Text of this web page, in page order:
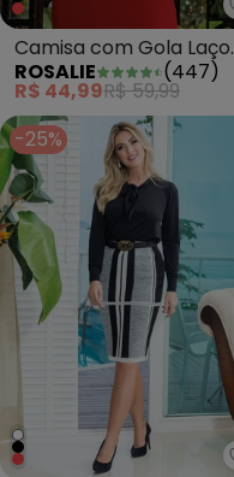
Camisa com Gola Laço
Off White
ROSALIE (447)
R$ 44,99R$ 59,99
-25%